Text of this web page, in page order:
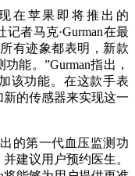
在苹果即将推出的
记者马克·Gurman在最
有迹象都表明，新款
能。”Gurman指出，
该功能。在这款手表
新的传感器来实现这一
的第一代血压监测功
建议用户预约医生。